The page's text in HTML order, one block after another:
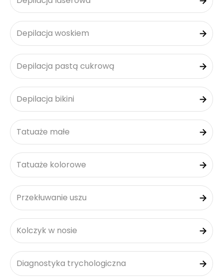
Depilacja woskiem
Depilacja pastą cukrową
Depilacja bikini
Tatuaże małe
Tatuaże kolorowe
Przekłuwanie uszu
Kolczyk w nosie
Diagnostyka trychologiczna